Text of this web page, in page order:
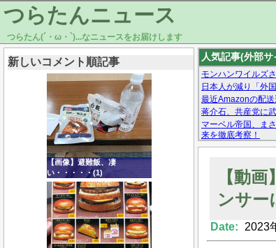
つらたんニュース
つらたん(´・ω・`)...なニュースをお届けします
新しいコメント順記事
【画像】避難飯、凄
い・・・・・(1)
人気記事(外部サ
モンハンワイルズ
日本人が減り「外
最近Amazonの配送
蒋介石、共産党に
マーベル帝国、ま
来を徹底考察！
【モー娘。石田亜
Powered by livedoor
【動
ンサー
Date: 2023